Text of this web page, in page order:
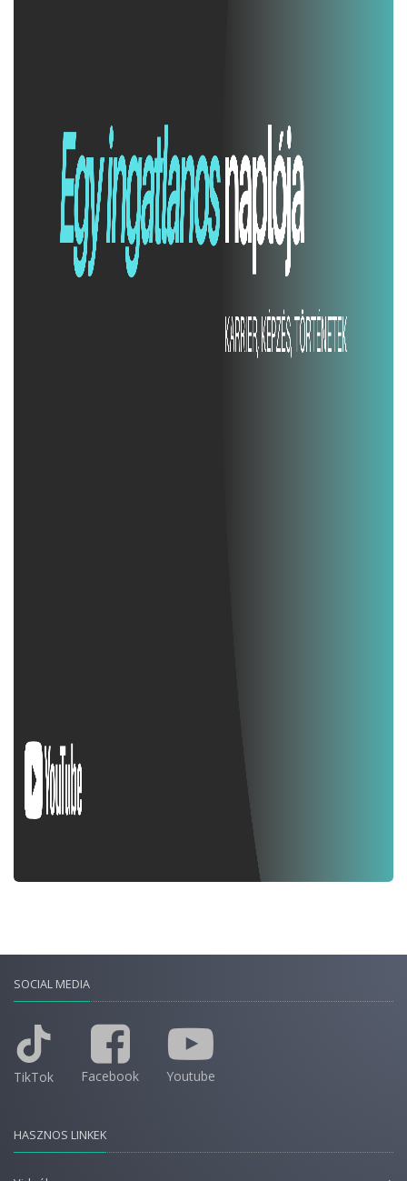
SOCIAL MEDIA
TikTok Facebook Youtube
HASZNOS LINKEK